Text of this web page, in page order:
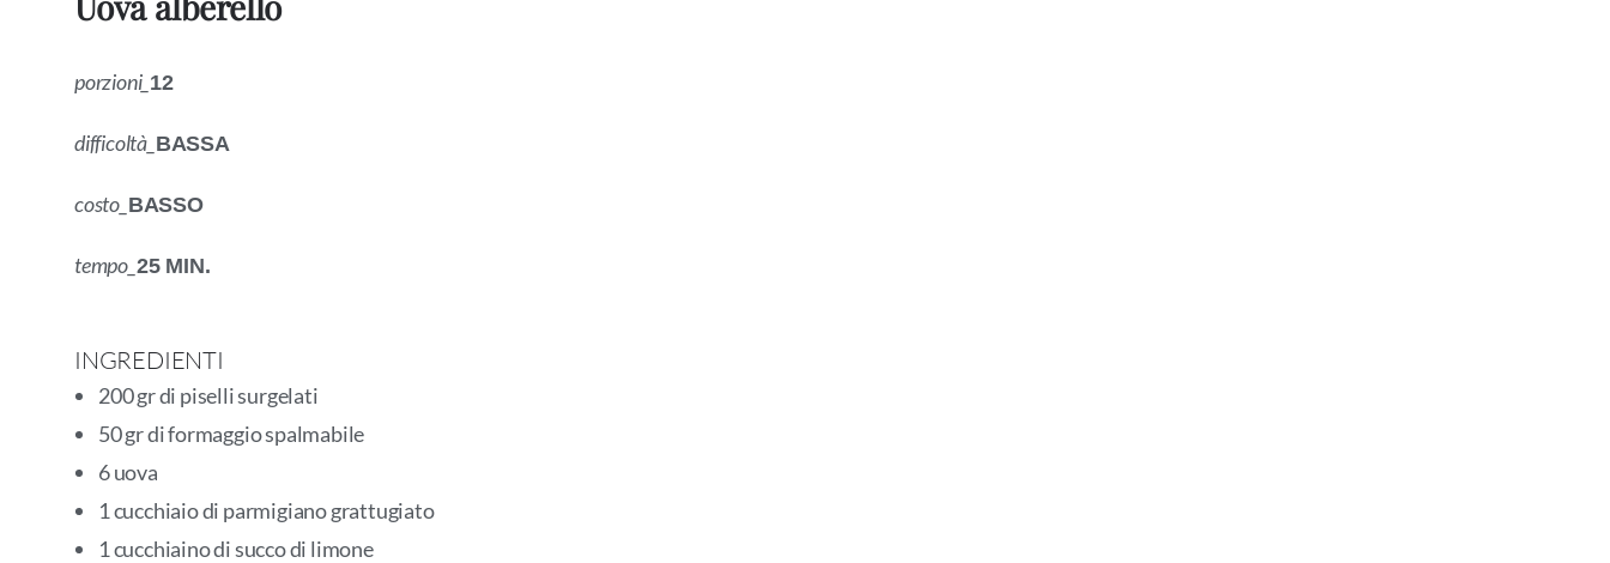
porzioni_ 12
difficoltà_ BASSA
costo_ BASSO
tempo_ 25 MIN.
INGREDIENTI
200 gr di piselli surgelati
50 gr di formaggio spalmabile
6 uova
1 cucchiaio di parmigiano grattugiato
1 cucchiaino di succo di limone